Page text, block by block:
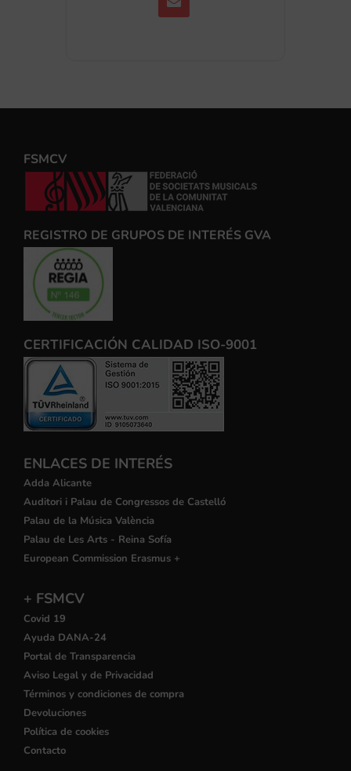
FSMCV
REGISTRO DE GRUPOS DE INTERÉS GVA
CERTIFICACIÓN CALIDAD ISO-9001
ENLACES DE INTERÉS
Adda Alicante
Auditori i Palau de Congressos de Castelló
Palau de la Música València
Palau de Les Arts - Reina Sofía
European Commission Erasmus +
+ FSMCV
Covid 19
Ayuda DANA-24
Portal de Transparencia
Aviso Legal y de Privacidad
Términos y condiciones de compra
Devoluciones
Política de cookies
Contacto